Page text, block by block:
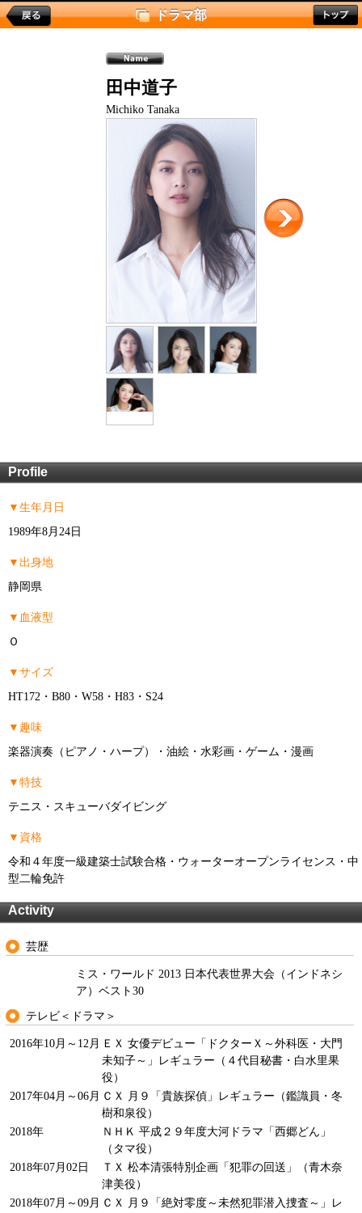
ドラマ部
Profile
▼生年月日
1989年8月24日
▼出身地
静岡県
▼血液型
Ｏ
▼サイズ
HT172・B80・W58・H83・S24
▼趣味
楽器演奏（ピアノ・ハープ）・油絵・水彩画・ゲーム・漫画
▼特技
テニス・スキューバダイビング
▼資格
令和４年度一級建築士試験合格・ウォーターオープンライセンス・中
型二輪免許
田中道子
Michiko Tanaka
Activity
芸歴
ミス・ワールド 2013 日本代表世界大会（インドネシ
ア）ベスト30
テレビ＜ドラマ＞
2016年10月～12月
ＥＸ 女優デビュー「ドクターＸ～外科医・大門
未知子～」レギュラー（４代目秘書・白水里果
役）
2017年04月～06月 ＣＸ 月９「貴族探偵」レギュラー（鑑識員・冬
樹和泉役）
2018年
ＮＨＫ 平成２９年度大河ドラマ「西郷どん」
（タマ役）
2018年07月02日
ＴＸ 松本清張特別企画「犯罪の回送」（青木奈
津美役）
2018年07月～09月 ＣＸ 月９「絶対零度～未然犯罪潜入捜査～」レ